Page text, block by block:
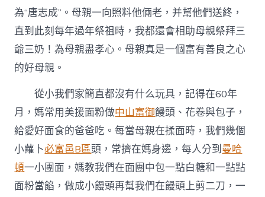
為“唐志成”。母親一向照料他倆老，并幫他們送終，
直到此刻每年過年祭祖時，我都還會相助母親祭拜三
爺三奶！為母親盡孝心。母親真是一個富有善良之心
的好母親。
從小我們家簡直都沒有什么玩具，記得在60年
月，媽常用美援面粉做中山富御饅頭、花卷與包子，
給愛好面食的爸爸吃。每當母親在揉面時，我們幾個
小蘿卜必富邑B區頭，常擠在媽身邊，每人分到曼哈
頓一小團面，媽教我們在面團中包一點白糖和一點點
面粉當餡，做成小饅頭再幫我們在饅頭上剪二刀，一